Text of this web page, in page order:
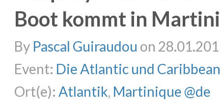
Boot kommt in
By Pascal Guiraudou on
Event: Die Atlantic und
Ort(e): Atlantik, Martinique @de